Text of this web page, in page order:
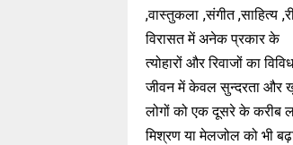
,वास्तुकला ,संगीत
विरासत में अनेक प्रकार के
त्योहारों और रिवाजों का
जीवन में केवल सुन्दरता और
लोगों को एक दूसरे के करीब
मिश्रण या मेलजोल को भी